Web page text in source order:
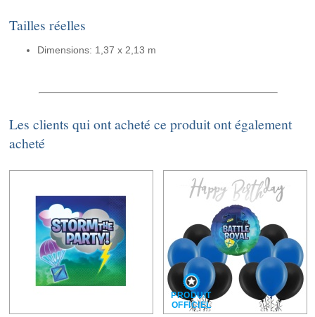
Tailles réelles
Dimensions: 1,37 x 2,13 m
Les clients qui ont acheté ce produit ont également
acheté
PRODUIT
OFFICIEL